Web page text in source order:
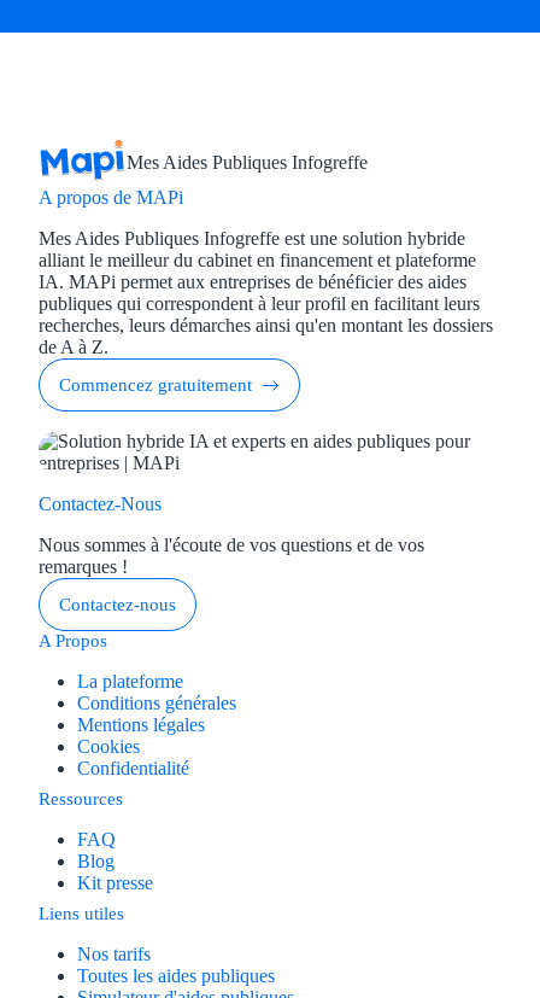
Mes Aides Publiques Infogreffe
A propos de MAPi
Mes Aides Publiques Infogreffe est une solution hybride
alliant le meilleur du cabinet en financement et plateforme
IA. MAPi permet aux entreprises de bénéficier des aides
publiques qui correspondent à leur profil en facilitant leurs
recherches, leurs démarches ainsi qu'en montant les dossiers
de A à Z.
Commencez gratuitement
Contactez-Nous
Nous sommes à l'écoute de vos questions et de vos
remarques !
Contactez-nous
A Propos
La plateforme
Conditions générales
Mentions légales
Cookies
Confidentialité
Ressources
FAQ
Blog
Kit presse
Liens utiles
Nos tarifs
Toutes les aides publiques